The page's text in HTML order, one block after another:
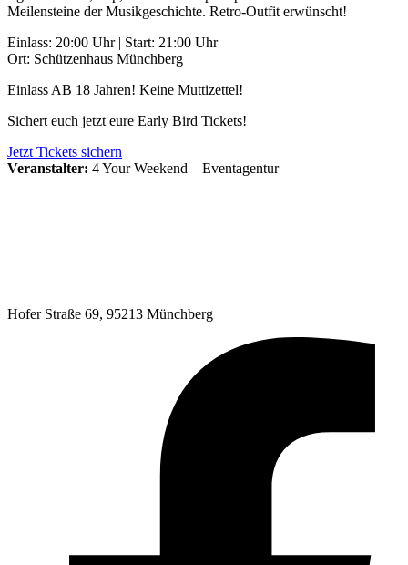
Meilensteine der Musikgeschichte. Retro-Outfit erwünscht!
Einlass: 20:00 Uhr | Start: 21:00 Uhr
Ort: Schützenhaus Münchberg
Einlass AB 18 Jahren! Keine Muttizettel!
Sichert euch jetzt eure Early Bird Tickets!
Jetzt Tickets sichern
Veranstalter: 4 Your Weekend – Eventagentur
Hofer Straße 69, 95213 Münchberg